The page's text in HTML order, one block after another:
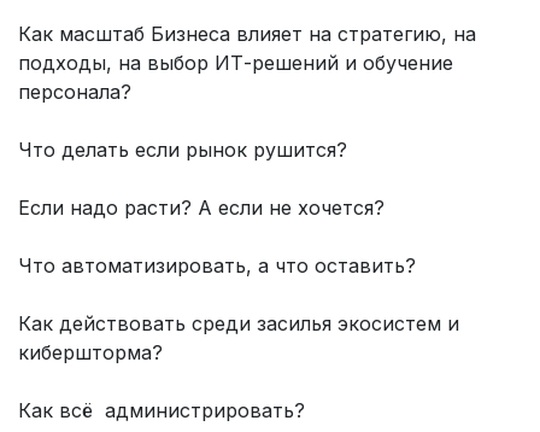
Как масштаб Бизнеса влияет на стратегию, на
подходы, на выбор ИТ-решений и обучение
персонала?
Что делать если рынок рушится?
Если надо расти? А если не хочется?
Что автоматизировать, а что оставить?
Как действовать среди засилья экосистем и
кибершторма?
Как всё администрировать?